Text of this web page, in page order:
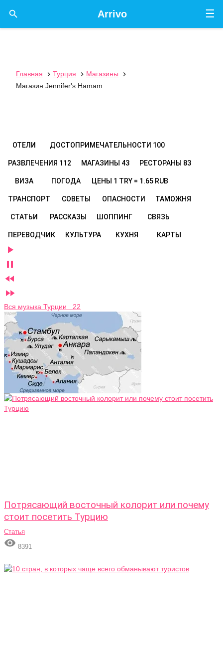
☰
Arrivo

Главная  Турция  Магазины

Магазин Jennifer's Hamam
ОТЕЛИ ДОСТОПРИМЕЧАТЕЛЬНОСТИ 100
РАЗВЛЕЧЕНИЯ 112 МАГАЗИНЫ 43 РЕСТОРАНЫ 83
ВИЗА ПОГОДА ЦЕНЫ 1 TRY = 1.65 RUB
ТРАНСПОРТ СОВЕТЫ ОПАСНОСТИ ТАМОЖНЯ
СТАТЬИ РАССКАЗЫ ШОППИНГ СВЯЗЬ
ПЕРЕВОДЧИК КУЛЬТУРА КУХНЯ КАРТЫ




Вся музыка Турции 22
Потрясающий восточный колорит или почему
стоит посетить Турцию
Статья
 8391